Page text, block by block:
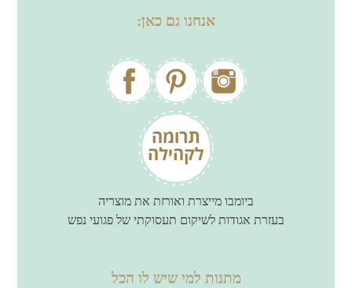
אנחנו גם כאן:
ביומבו מייצרת ואורזת את מוצריה
בעזרת אגודות לשיקום תעסוקתי של פגועי נפש
מתנות למי שיש לו הכל